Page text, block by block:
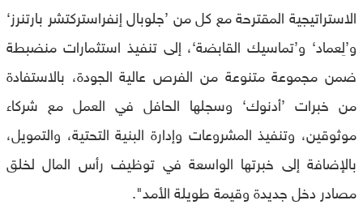
الاستراتيجية المقترحة مع كل من ’جلوبال إنفراستركتشر بارتنرز‘
و’لِعماد‘ و’تماسيك القابضة‘، إلى تنفيذ استثمارات منضبطة
ضمن مجموعة متنوعة من الفرص عالية الجودة، بالاستفادة
من خبرات ’أدنوك‘ وسجلها الحافل في العمل مع شركاء
موثوقين، وتنفيذ المشروعات وإدارة البنية التحتية، والتمويل،
بالإضافة إلى خبرتها الواسعة في توظيف رأس المال لخلق
مصادر دخل جديدة وقيمة طويلة الأمد".